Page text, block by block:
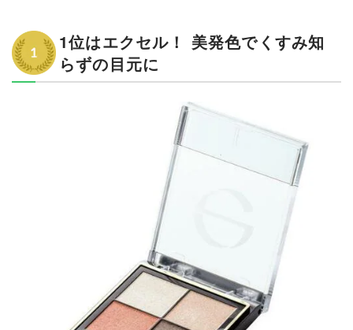
1位はエクセル！ 美発色でくすみ知
らずの目元に